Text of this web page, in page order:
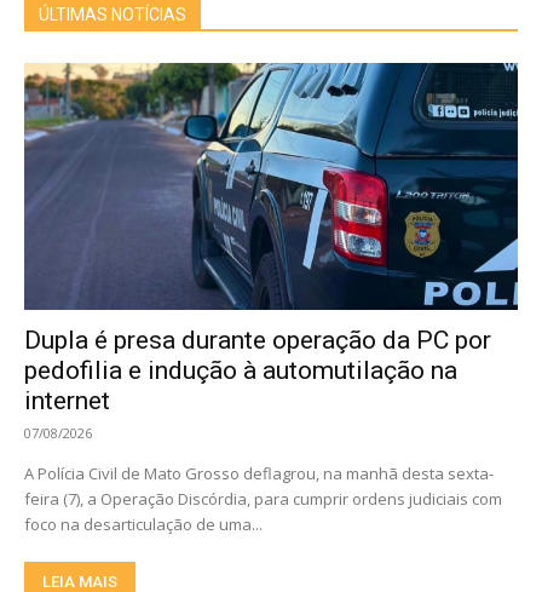
ÚLTIMAS NOTÍCIAS
Dupla é presa durante operação da PC por
pedofilia e indução à automutilação na
internet
07/08/2026
A Polícia Civil de Mato Grosso deflagrou, na manhã desta sexta-
feira (7), a Operação Discórdia, para cumprir ordens judiciais com
foco na desarticulação de uma...
LEIA MAIS